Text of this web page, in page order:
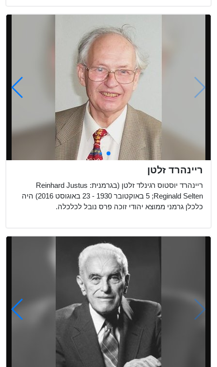
ריינהרד זלטן
ריינהרד יוסטוס רגינלד זלטן (בגרמנית: Reinhard Justus
Reginald Selten;‏ 5 באוקטובר 1930 - 23 באוגוסט 2016) היה
כלכלן גרמני ממוצא יהודי זוכה פרס נובל לכלכלה.